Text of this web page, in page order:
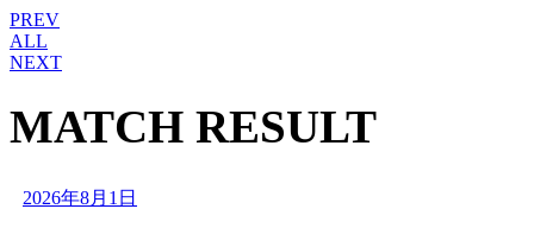
PREV
ALL
NEXT
MATCH RESULT
2026年8月1日